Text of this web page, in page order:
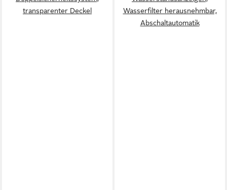
transparenter Deckel
Wasserfilter herausnehmbar,
Abschaltautomatik